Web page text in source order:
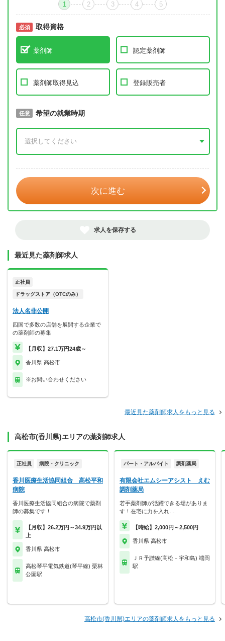
1 2 3 4 5
必須 取得資格
薬剤師 認定薬剤師
薬剤師取得見込 登録販売者
必須 取得予定年
任意 希望の就業時期
次に進む
求人を保存する
最近見た薬剤師求人
正社員
ドラッグストア（OTCのみ）
法人名非公開
四国で多数の店舗を展開する企業で
の薬剤師の募集
【月収】27.1万円24歳～
香川県 高松市
※お問い合わせください
最近見た薬剤師求人をもっと見る
高松市(香川県)エリアの薬剤師求人
正社員 病院・クリニック
香川医療生活協同組合 高松平和
病院
香川医療生活協同組合の病院で薬剤
師の募集です！
【月収】26.2万円～34.9万円以
上
香川県 高松市
高松琴平電気鉄道(琴平線) 栗林
公園駅
パート・アルバイト 調剤薬局
有限会社エムシーアシスト えむ
調剤薬局
若手薬剤師が活躍できる場がありま
す！在宅に力を入れ…
【時給】2,000円～2,500円
香川県 高松市
ＪＲ予讃線(高松－宇和島) 端岡
駅
高松市(香川県)エリアの薬剤師求人をもっと見る